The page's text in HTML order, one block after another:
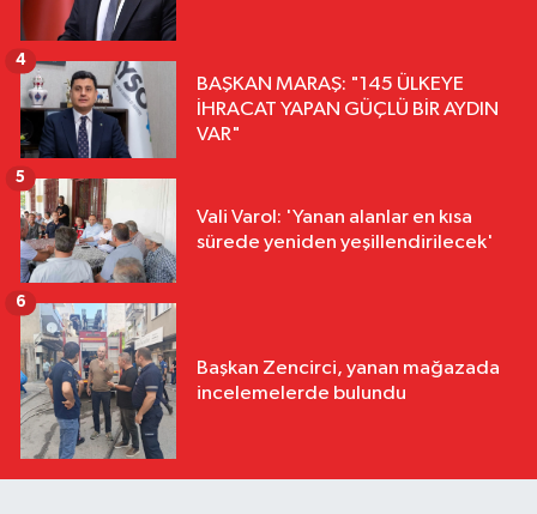
BAŞKAN MARAŞ: "145 ÜLKEYE
İHRACAT YAPAN GÜÇLÜ BİR AYDIN
VAR"
4
Vali Varol: 'Yanan alanlar en kısa
sürede yeniden yeşillendirilecek'
5
Başkan Zencirci, yanan mağazada
incelemelerde bulundu
6